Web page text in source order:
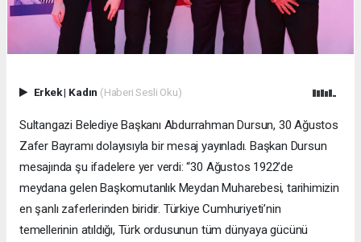
Erkek| Kadın (Haberi Sesli Oku)
Sultangazi Belediye Başkanı Abdurrahman Dursun, 30 Ağustos
Zafer Bayramı dolayısıyla bir mesaj yayınladı. Başkan Dursun
mesajında şu ifadelere yer verdi: “30 Ağustos 1922’de
meydana gelen Başkomutanlık Meydan Muharebesi, tarihimizin
en şanlı zaferlerinden biridir. Türkiye Cumhuriyeti’nin
temellerinin atıldığı, Türk ordusunun tüm dünyaya gücünü